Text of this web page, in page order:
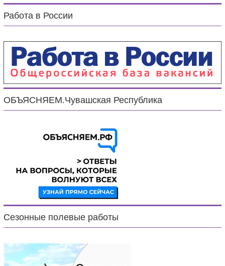
Работа в России
ОБЪЯСНЯЕМ.Чувашская Республика
Сезонные полевые работы